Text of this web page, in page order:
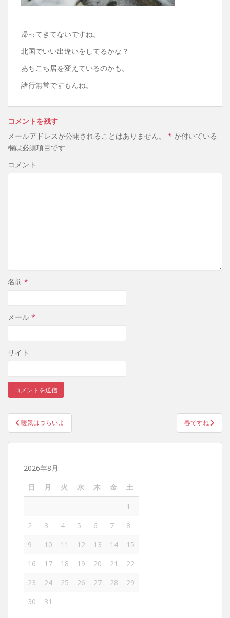
帰ってきてないですね。
北国でいい出逢いをしてるかな？
あちこち居を変えているのかも。
諸行無常ですもんね。
コメントを残す
メールアドレスが公開されることはありません。
* が付いている
欄は必須項目です
コメント
名前 *
メール *
サイト
投稿ナビゲーション
暖気はつらいよ 春ですね
2026年8月
日
月 火 水 木 金
土
1
2
3 4 5 6 7
8
9
10 11 12 13 14
15
16
17 18 19 20 21
22
23
24 25 26 27 28
29
30
31